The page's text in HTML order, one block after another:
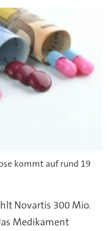
kommt auf rund 19
Novartis 300 Mio.
Medikament